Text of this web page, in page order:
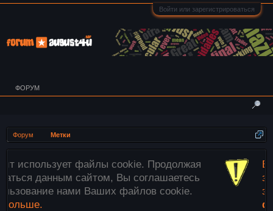
Войти или зарегистрироваться
Форум Метки
cookie. Продолжая
Вы соглашаетесь
Ваших файлов cookie.
Внимание! Все
загружаются
этого
ниже
ФОРУМ